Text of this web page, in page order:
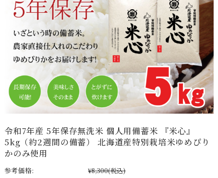
令和7年産 5年保存無洗米 個人用備蓄米 『米心』
5kg（約2週間の備蓄） 北海道産特別栽培米ゆめぴり
かのみ使用
参考価格: ¥8,300(税込)